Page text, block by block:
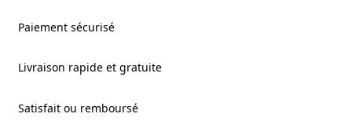
Paiement sécurisé
Livraison rapide et gratuite
Satisfait ou remboursé